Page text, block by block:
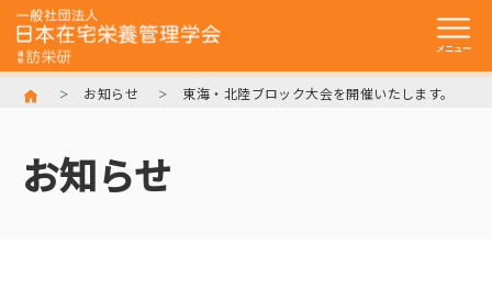
一般社団法人日本在宅栄養管理学会とは
お知らせ 東海・北陸ブロック大会を開催いたします。
お知らせ